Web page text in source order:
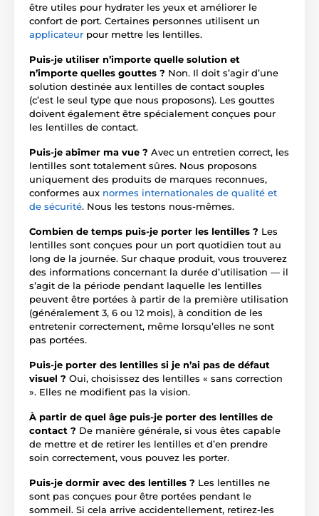
être utiles pour hydrater les yeux et améliorer le
confort de port. Certaines personnes utilisent un
applicateur pour mettre les lentilles.
Puis-je utiliser n’importe quelle solution et
n’importe quelles gouttes ? Non. Il doit s’agir d’une
solution destinée aux lentilles de contact souples
(c’est le seul type que nous proposons). Les gouttes
doivent également être spécialement conçues pour
les lentilles de contact.
Puis-je abîmer ma vue ? Avec un entretien correct, les
lentilles sont totalement sûres. Nous proposons
uniquement des produits de marques reconnues,
conformes aux normes internationales de qualité et
de sécurité. Nous les testons nous-mêmes.
Combien de temps puis-je porter les lentilles ? Les
lentilles sont conçues pour un port quotidien tout au
long de la journée. Sur chaque produit, vous trouverez
des informations concernant la durée d’utilisation — il
s’agit de la période pendant laquelle les lentilles
peuvent être portées à partir de la première utilisation
(généralement 3, 6 ou 12 mois), à condition de les
entretenir correctement, même lorsqu’elles ne sont
pas portées.
Puis-je porter des lentilles si je n’ai pas de défaut
visuel ? Oui, choisissez des lentilles « sans correction
». Elles ne modifient pas la vision.
À partir de quel âge puis-je porter des lentilles de
contact ? De manière générale, si vous êtes capable
de mettre et de retirer les lentilles et d’en prendre
soin correctement, vous pouvez les porter.
Puis-je dormir avec des lentilles ? Les lentilles ne
sont pas conçues pour être portées pendant le
sommeil. Si cela arrive accidentellement, retirez-les